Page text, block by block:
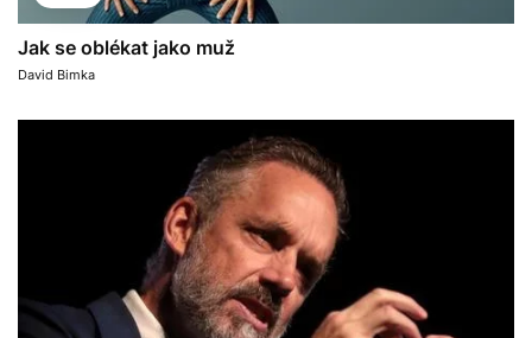
Jak se oblékat jako muž
David Bimka